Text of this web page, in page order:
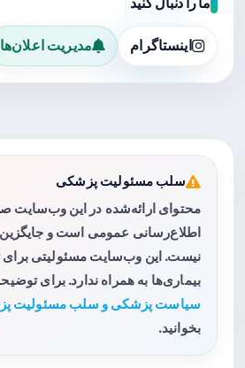
اینستاگرام مدیریت اعلان‌ها
سلب مسئولیت پزشکی
محتوای ارائه‌شده در این وب‌سایت
اطلاع‌رسانی عمومی است و
نیست. این وب‌سایت مسئولیتی
بیماری‌ها به همراه ندارد. برای
سیاست پزشکی و سلب مسئولیت
بخوانید.